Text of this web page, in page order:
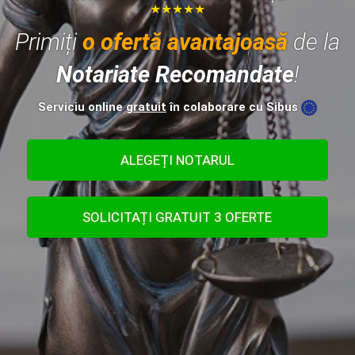
★★★★★
Primițio ofertă avantajoasă de la
Notariate Recomandate!
Serviciu onlinegratuit în colaborare cu Sibus
ALEGEȚI NOTARUL
SOLICITAȚI GRATUIT 3 OFERTE